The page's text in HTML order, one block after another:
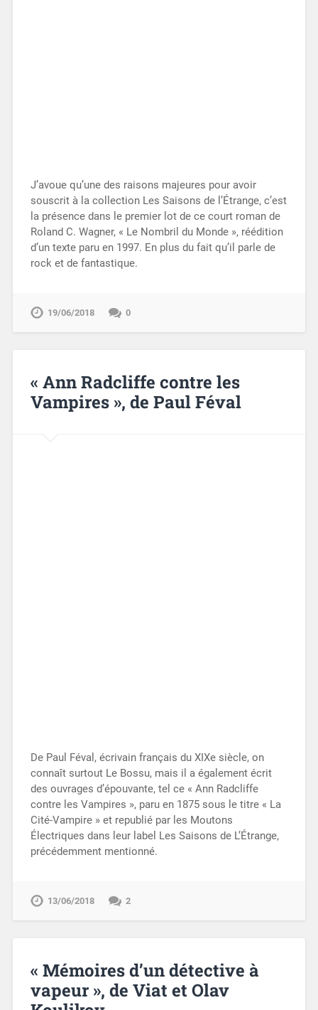
J’avoue qu’une des raisons majeures pour avoir
souscrit à la collection Les Saisons de l’Étrange, c’est
la présence dans le premier lot de ce court roman de
Roland C. Wagner, « Le Nombril du Monde », réédition
d’un texte paru en 1997. En plus du fait qu’il parle de
rock et de fantastique.
19/06/2018 0
« Ann Radcliffe contre les
Vampires », de Paul Féval
De Paul Féval, écrivain français du XIXe siècle, on
connaît surtout Le Bossu, mais il a également écrit
des ouvrages d’épouvante, tel ce « Ann Radcliffe
contre les Vampires », paru en 1875 sous le titre « La
Cité-Vampire » et republié par les Moutons
Électriques dans leur label Les Saisons de L’Étrange,
précédemment mentionné.
13/06/2018 2
« Mémoires d’un détective à
vapeur », de Viat et Olav